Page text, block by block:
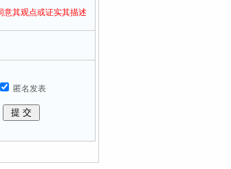
意其观点或证实其描述
匿名发表